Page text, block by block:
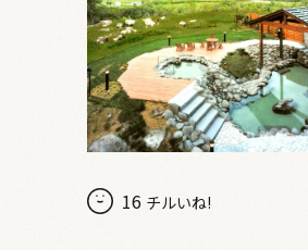
16 チルいね!